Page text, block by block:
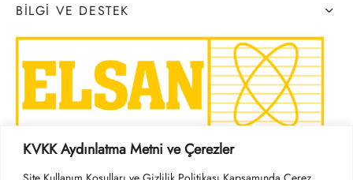
KVKK Aydınlatma Metni ve Çerezler
BILGI VE DESTEK
SOSYAL MEDYA